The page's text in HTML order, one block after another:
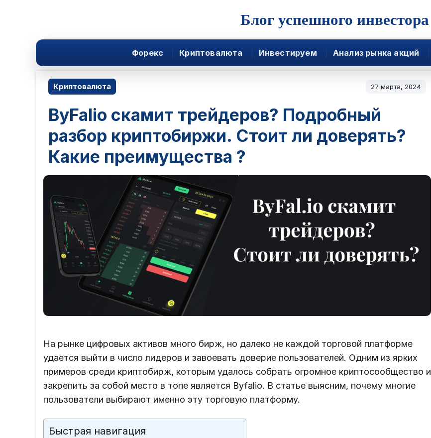
Блог успешного инвестора
Форекс Криптовалюта Инвестируем Анализ рынка акций
Криптовалюта 27 марта, 2024
ByFalio скамит трейдеров? Подробный
разбор криптобиржи. Стоит ли доверять?
Какие преимущества ?
На рынке цифровых активов много бирж, но далеко не каждой торговой платформе
удается выйти в число лидеров и завоевать доверие пользователей. Одним из ярких
примеров среди криптобирж, которым удалось собрать огромное криптосообщество и
закрепить за собой место в топе является Byfalio. В статье выясним, почему многие
пользователи выбирают именно эту торговую платформу.
Быстрая навигация